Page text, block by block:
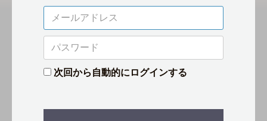
次回から自動的にログインする